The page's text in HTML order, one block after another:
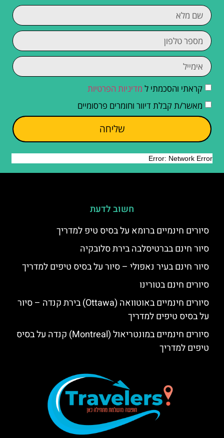
קראתי והסכמתי ל מדיניות הפרטיות
מאשר/ת קבלת דיוור וחומרים פרסומיים
שליחה
חשוב לדעת
סיורים חינמיים ברומא על בסיס טיפ למדריך
סיור חינם בברטיסלבה בירת סלובקיה
סיור חינם בעיר נאפולי – סיור על בסיס טיפים למדריך
סיורים חינם בטורינו
סיורים חינמיים באוטוואה (Ottawa) בירת קנדה – סיור
על בסיס טיפים למדריך
סיורים חינמיים במונטריאול (Montreal) קנדה על בסיס
טיפים למדריך